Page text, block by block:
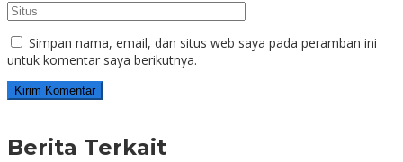
Simpan nama, email, dan situs web saya pada peramban ini
untuk komentar saya berikutnya.
Berita Terkait